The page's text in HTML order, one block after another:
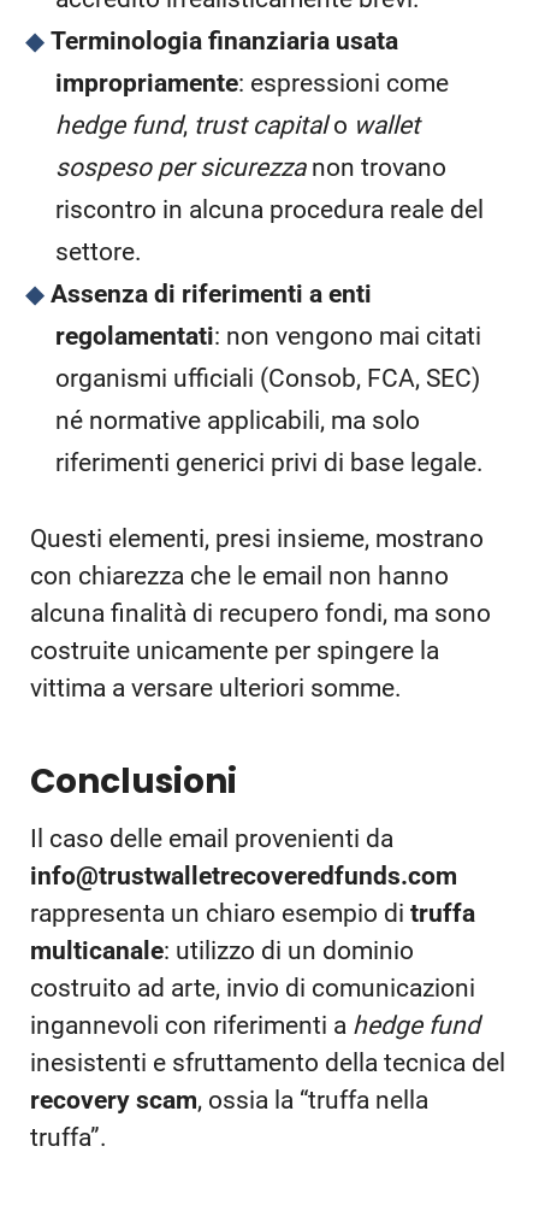
Terminologia finanziaria usata
impropriamente: espressioni come
hedge fund, trust capitalo wallet
sospeso per sicurezzanon trovano
riscontro in alcuna procedura reale del
settore.
Assenza di riferimenti a enti
regolamentati: non vengono mai citati
organismi ufficiali (Consob, FCA, SEC)
né normative applicabili, ma solo
riferimenti generici privi di base legale.
Questi elementi, presi insieme, mostrano
con chiarezza che le email non hanno
alcuna finalità di recupero fondi, ma sono
costruite unicamente per spingere la
vittima a versare ulteriori somme.
Conclusioni
Il caso delle email provenienti da
info@trustwalletrecoveredfunds.com
rappresenta un chiaro esempio di truffa
multicanale: utilizzo di un dominio
costruito ad arte, invio di comunicazioni
ingannevoli con riferimenti a hedge fund
inesistenti e sfruttamento della tecnica del
recovery scam, ossia la “truffa nella
truffa”.